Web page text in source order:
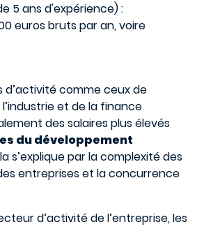
5 ans d'expérience) :
euros bruts par an, voire
comme ceux de
et de la finance
des salaires plus élevés
du développement
s’explique par la complexité des
entreprises et la concurrence
d’activité de l’entreprise, les